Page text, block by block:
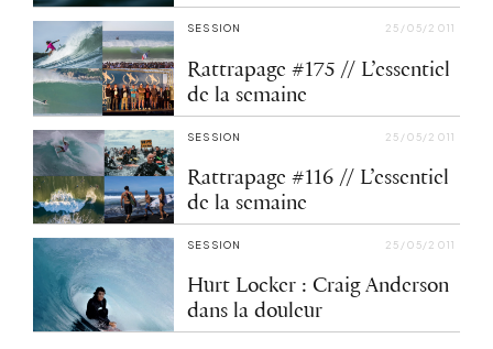
artistique
SESSION 25/05/2011
Rattrapage #175 // L’essentiel
de la semaine
SESSION 25/05/2011
Rattrapage #116 // L’essentiel
de la semaine
SESSION 25/05/2011
Hurt Locker : Craig Anderson
dans la douleur